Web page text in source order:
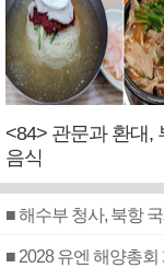
<84> 관문과 환대,
음식
■ 해수부 청사, 북항
■ 2028 유엔 해양총회